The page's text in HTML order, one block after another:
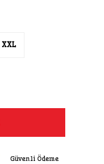
XXL
Güvenli Ödeme